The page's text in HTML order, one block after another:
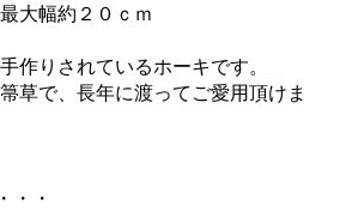
大幅約２０ｃｍ
作りされているホーキです。
草で、長年に渡ってご愛用頂けま
・・